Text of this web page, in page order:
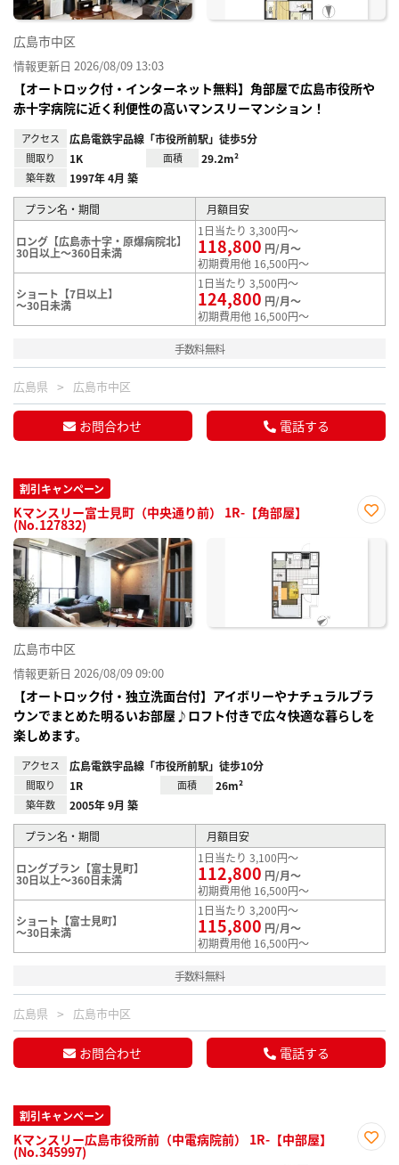
広島市中区
情報更新日 2026/08/09 13:03
【オートロック付・インターネット無料】角部屋で広島市役所や
赤十字病院に近く利便性の高いマンスリーマンション！
アクセス 広島電鉄宇品線「市役所前駅」徒歩5分
間取り 1K 面積 29.2m²
築年数 1997年 4月 築
プラン名・期間 月額目安
ロング【広島赤十字・原爆病院北】
30日以上～360日未満
1日当たり 3,300円～
118,800 円/月～
初期費用他 16,500円～
ショート【7日以上】
～30日未満
1日当たり 3,500円～
124,800 円/月～
初期費用他 16,500円～
手数料無料
広島県 広島市中区
お問合わせ 電話する
割引キャンペーン
Kマンスリー富士見町（中央通り前） 1R-【角部屋】
(No.127832)
に入
広島市中区
情報更新日 2026/08/09 09:00
【オートロック付・独立洗面台付】アイボリーやナチュラルブラ
ウンでまとめた明るいお部屋♪ロフト付きで広々快適な暮らしを
楽しめます。
アクセス 広島電鉄宇品線「市役所前駅」徒歩10分
間取り 1R 面積 26m²
築年数 2005年 9月 築
プラン名・期間 月額目安
ロングプラン【富士見町】
30日以上～360日未満
1日当たり 3,100円～
112,800 円/月～
初期費用他 16,500円～
ショート【富士見町】
～30日未満
1日当たり 3,200円～
115,800 円/月～
初期費用他 16,500円～
手数料無料
広島県 広島市中区
お問合わせ 電話する
割引キャンペーン
Kマンスリー広島市役所前（中電病院前） 1R-【中部屋】
(No.345997)